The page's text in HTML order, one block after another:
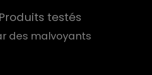
Produits testés
des malvoyants